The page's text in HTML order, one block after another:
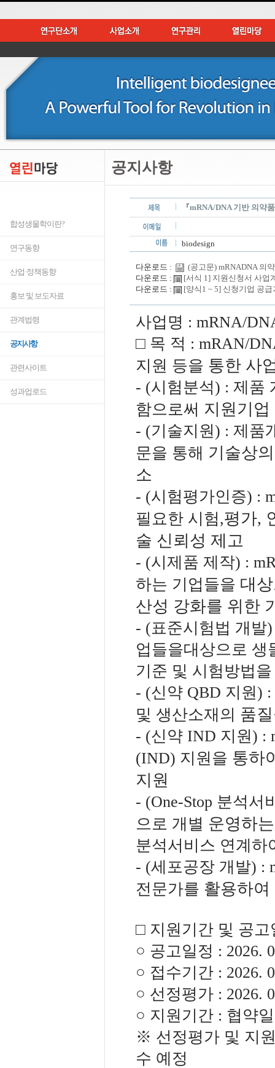
합성생물학이란?
연구동향
산업·정책동향
홍보 및 보도자료
관계법령
공지사항
관련사이트
성과업로드
공지사항
『mRNA/DNA 기반 의약
biodesign
다운로드 :
(공고문) mRNADNA 의
다운로드 :
[서식 1] 지원신청서 사업
다운로드 :
[양식1 ~ 5] 신청기업 공
사업명 : mRNA/
□ 목 적 : mRAN/
지원 등을 통한 사
- (시험분석) : 제품
함으로써 지원기업
- (기술지원) : 제품
문을 통해 기술상
소
- (시험평가인증) :
필요한 시험,평가,
술 신뢰성 제고
- (시제품 제작) :
하는 기업들을 대
산성 강화를 위한
- (표준시험법 개발
업들을대상으로 생
기준 및 시험방법
- (신약 QBD 지원)
및 생산소재의 품
- (신약 IND 지원) :
(IND) 지원을 통하
지원
- (One-Stop 분석
으로 개별 운영하
분석서비스 연계하
- (세포공장 개발) :
전문가를 활용하
□ 지원기간 및 공고
○ 공고일정 : 2026.
○ 접수기간 : 2026.
○ 선정평가 : 2026.
○ 지원기간 : 협약
※ 선정평가 및 지
수 예정